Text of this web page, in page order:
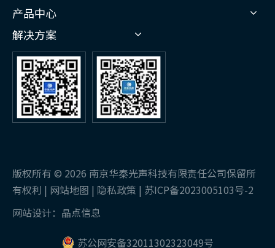
产品中心
解决方案
版权所有 © 2026 南京华秦光声科技有限责任公司保留所
有权利 | 网站地图 | 隐私政策 | 苏ICP备2023005103号-2
网站设计： 晶点信息
苏公网安备32011302323049号